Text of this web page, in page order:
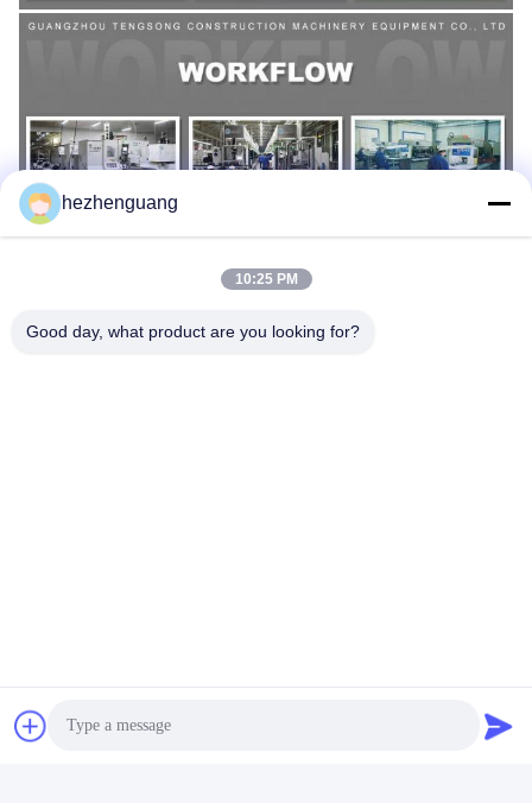
hezhenguang
10:25 PM
Good day, what product are you looking for?